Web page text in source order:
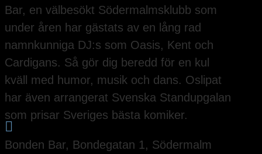
Bar, en välbesökt Södermalmsklubb som
under åren har gästats av en lång rad
namnkunniga DJ:s som Oasis, Kent och
Cardigans. Så gör dig beredd för en kul
kväll med humor, musik och dans. Oslipat
har även arrangerat Svenska Standupgalan
som prisar Sveriges bästa komiker.

Bonden Bar, Bondegatan 1, Södermalm